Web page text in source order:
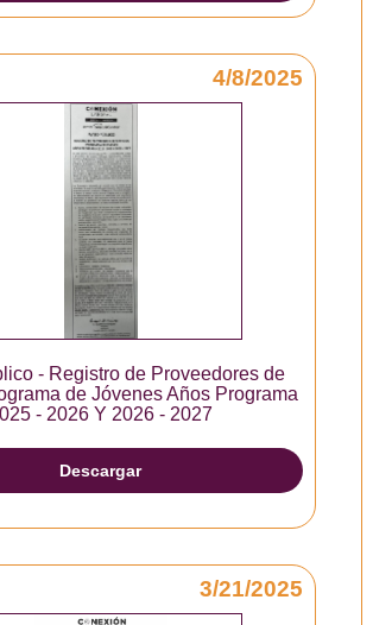
4/8/2025
- Registro de Proveedores de
de Jóvenes Años Programa
- 2026 Y 2026 - 2027
Descargar
3/21/2025